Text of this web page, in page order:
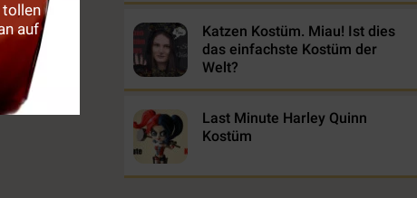
tollen
auf
Katzen Kostüm. Miau! Ist dies
das einfachste Kostüm der
Welt?
Last Minute Harley Quinn
Kostüm